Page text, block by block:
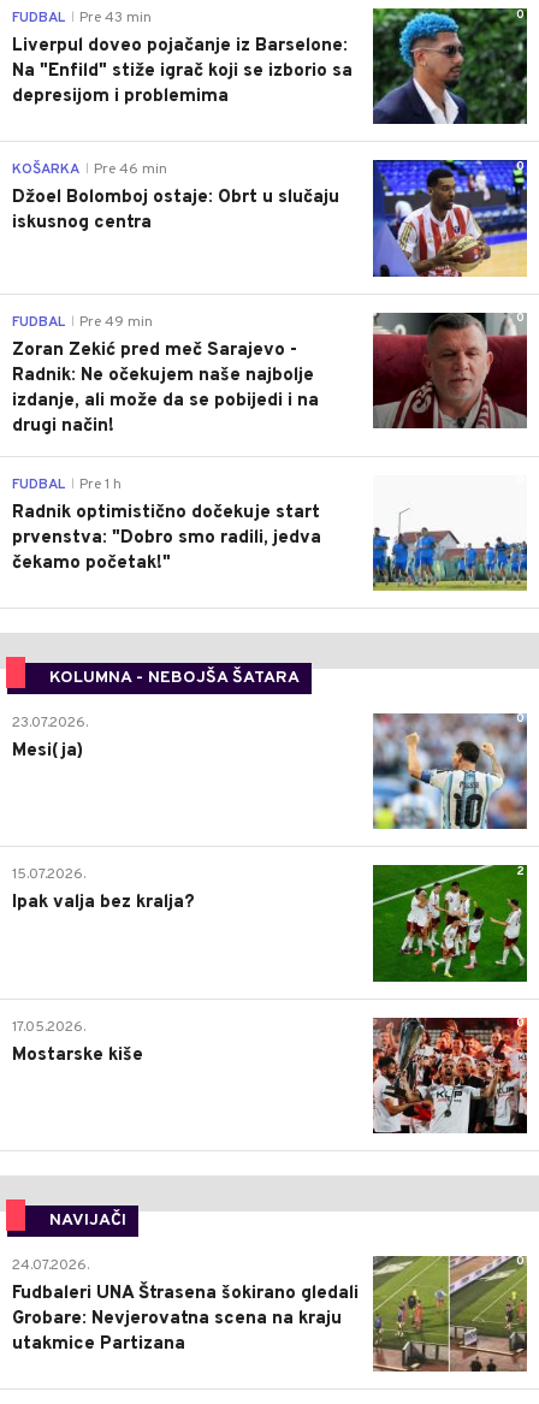
0
FUDBAL Pre 43 min
Liverpul doveo pojačanje iz Barselone:
Na "Enfild" stiže igrač koji se izborio sa
depresijom i problemima
0
KOŠARKA Pre 46 min
Džoel Bolomboj ostaje: Obrt u slučaju
iskusnog centra
0
FUDBAL Pre 49 min
Zoran Zekić pred meč Sarajevo -
Radnik: Ne očekujem naše najbolje
izdanje, ali može da se pobijedi i na
drugi način!
FUDBAL Pre 1 h
Radnik optimistično dočekuje start
prvenstva: "Dobro smo radili, jedva
čekamo početak!"
KOLUMNA - NEBOJŠA ŠATARA
0
23.07.2026.
Mesi(ja)
2
15.07.2026.
Ipak valja bez kralja?
0
17.05.2026.
Mostarske kiše
NAVIJAČI
0
24.07.2026.
Fudbaleri UNA Štrasena šokirano gledali
Grobare: Nevjerovatna scena na kraju
utakmice Partizana